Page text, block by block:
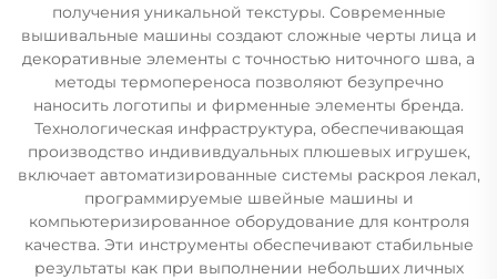
получения уникальной текстуры. Современные
вышивальные машины создают сложные черты лица и
декоративные элементы с точностью ниточного шва, а
методы термопереноса позволяют безупречно
наносить логотипы и фирменные элементы бренда.
Технологическая инфраструктура, обеспечивающая
производство индививдуальных плюшевых игрушек,
включает автоматизированные системы раскроя лекал,
программируемые швейные машины и
компьютеризированное оборудование для контроля
качества. Эти инструменты обеспечивают стабильные
результаты как при выполнении небольших личных